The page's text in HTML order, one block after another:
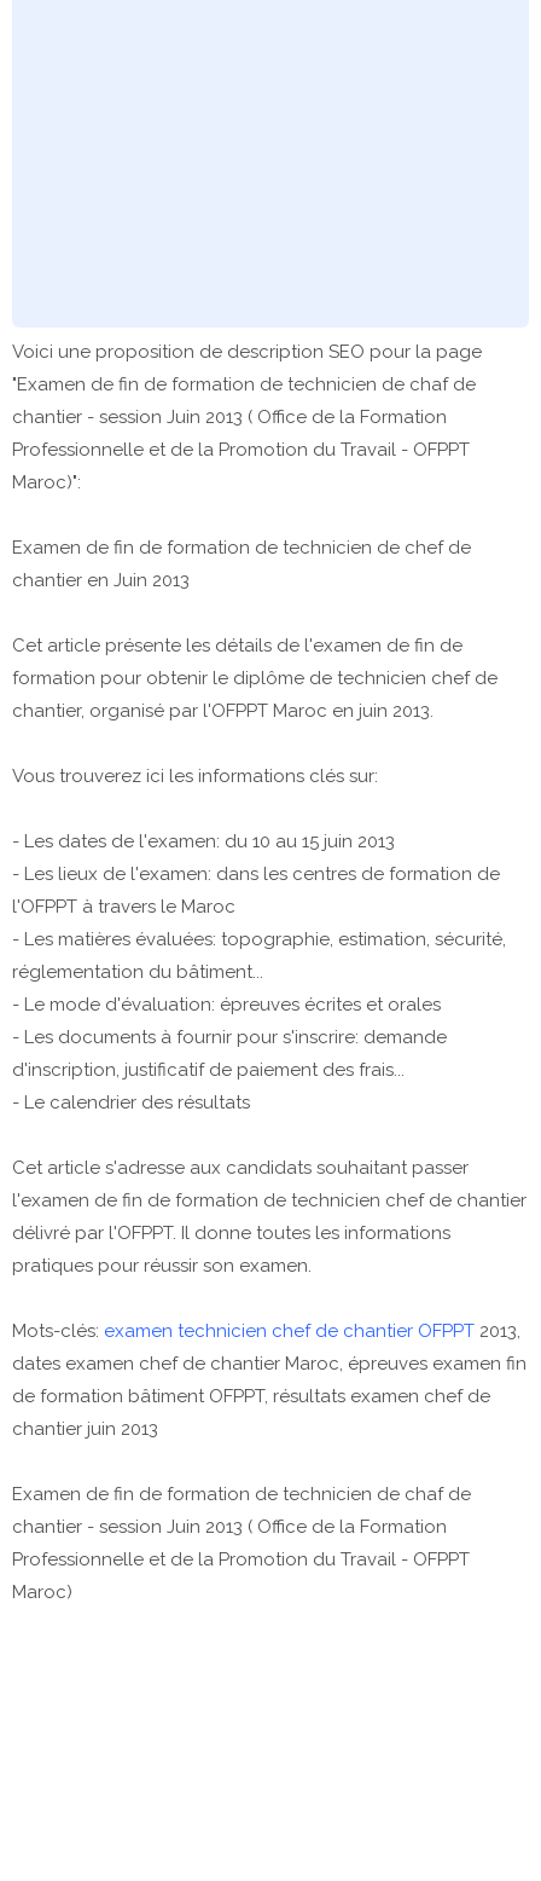
Voici une proposition de description SEO pour la page
"Examen de fin de formation de technicien de chaf de
chantier - session Juin 2013 ( Office de la Formation
Professionnelle et de la Promotion du Travail - OFPPT
Maroc)":
Examen de fin de formation de technicien de chef de
chantier en Juin 2013
Cet article présente les détails de l'examen de fin de
formation pour obtenir le diplôme de technicien chef de
chantier, organisé par l'OFPPT Maroc en juin 2013.
Vous trouverez ici les informations clés sur:
- Les dates de l'examen: du 10 au 15 juin 2013
- Les lieux de l'examen: dans les centres de formation de
l'OFPPT à travers le Maroc
- Les matières évaluées: topographie, estimation, sécurité,
réglementation du bâtiment...
- Le mode d'évaluation: épreuves écrites et orales
- Les documents à fournir pour s'inscrire: demande
d'inscription, justificatif de paiement des frais...
- Le calendrier des résultats
Cet article s'adresse aux candidats souhaitant passer
l'examen de fin de formation de technicien chef de chantier
délivré par l'OFPPT. Il donne toutes les informations
pratiques pour réussir son examen.
Mots-clés: examen technicien chef de chantier OFPPT 2013,
dates examen chef de chantier Maroc, épreuves examen fin
de formation bâtiment OFPPT, résultats examen chef de
chantier juin 2013
Examen de fin de formation de technicien de chaf de
chantier - session Juin 2013 ( Office de la Formation
Professionnelle et de la Promotion du Travail - OFPPT
Maroc)